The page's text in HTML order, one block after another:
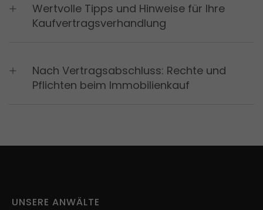
Wertvolle Tipps und Hinweise für Ihre
Kaufvertragsverhandlung
Nach Vertragsabschluss: Rechte und
Pflichten beim Immobilienkauf
UNSERE ANWÄLTE